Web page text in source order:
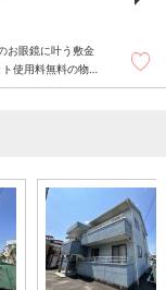
お眼鏡に叶う敷金
使用料無料の物